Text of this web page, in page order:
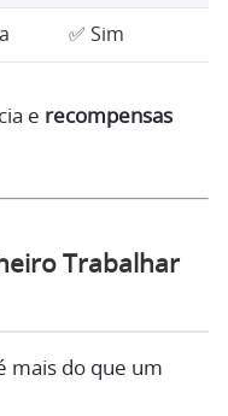
✅ Sim
e recompensas
Trabalhar
mais do que um